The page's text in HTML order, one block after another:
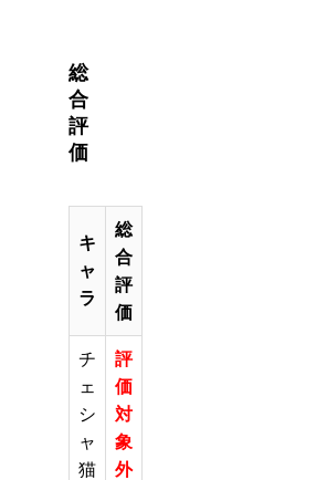
総
合
評
価
キ
ャ
ラ
総
合
評
価
チ
ェ
シ
ャ
猫
評
価
対
象
外